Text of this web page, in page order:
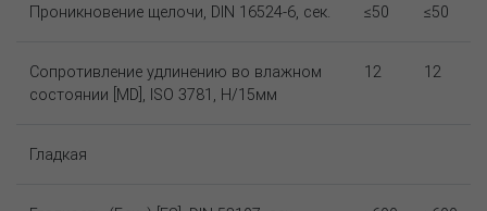
Проникновение щелочи, DIN 16524-6, сек. ≤50 ≤50
Сопротивление удлинению во влажном
состоянии [MD], ISO 3781, Н/15мм
12 12
Гладкая